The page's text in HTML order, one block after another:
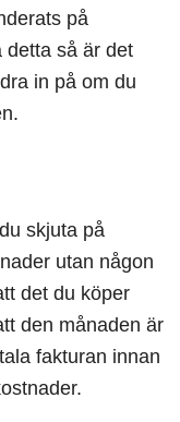
på
detta så är det
in på om du
skjuta på
utan någon
det du köper
den månaden är
fakturan innan